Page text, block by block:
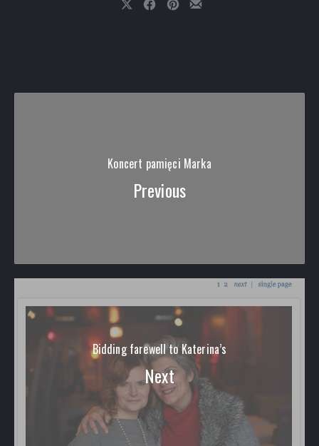
Koncert pamięci Marka
Previous
Bidding farewell to Katerina’s
Next
PREVIOUS